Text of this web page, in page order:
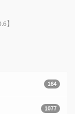
】
164
1077